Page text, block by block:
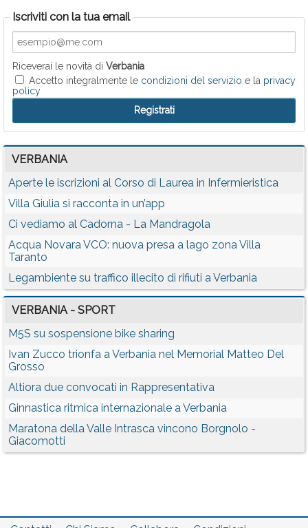
Iscriviti con la tua email
Riceverai le novità di Verbania
Accetto integralmente le condizioni del servizio e la privacy
policy
VERBANIA
Aperte le iscrizioni al Corso di Laurea in Infermieristica
Villa Giulia si racconta in un’app
Ci vediamo al Cadorna - La Mandragola
Acqua Novara VCO: nuova presa a lago zona Villa
Taranto
Legambiente su traffico illecito di rifiuti a Verbania
VERBANIA - SPORT
M5S su sospensione bike sharing
Ivan Zucco trionfa a Verbania nel Memorial Matteo Del
Grosso
Altiora due convocati in Rappresentativa
Ginnastica ritmica internazionale a Verbania
Maratona della Valle Intrasca vincono Borgnolo -
Giacomotti